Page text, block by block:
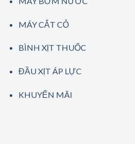
MÁY CẮT CỎ
BÌNH XỊT THUỐC
ĐẦU XỊT ÁP LỰC
KHUYẾN MÃI